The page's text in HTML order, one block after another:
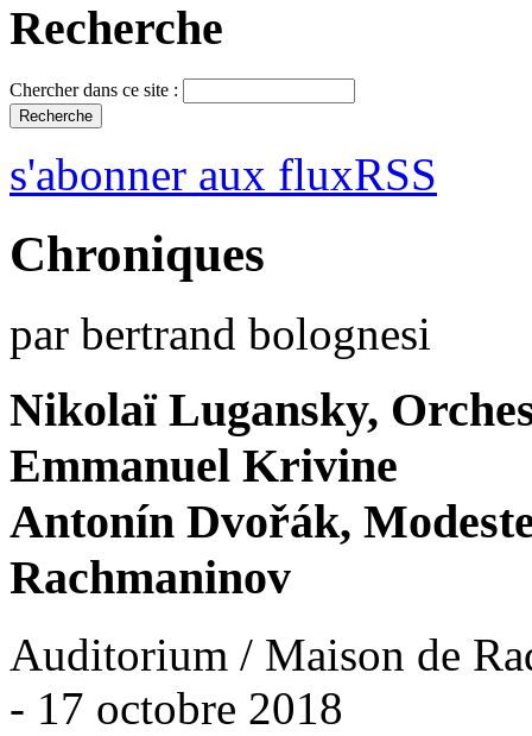
Recherche
Chercher dans ce site :
s'abonner aux fluxRSS
Chroniques
par bertrand bolognesi
Nikolaï Lugansky,
Emmanuel Krivine
Antonín Dvořák,
Rachmaninov
Auditorium / Maison de
- 17 octobre 2018